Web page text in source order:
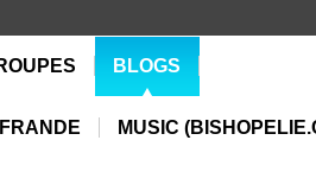
BLOGS
MUSIC